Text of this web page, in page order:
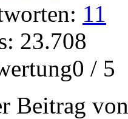
11
23.708
/ 5
Beitrag von